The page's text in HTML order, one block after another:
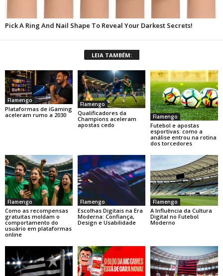
LEIA TAMBÉM:
Flamengo
Plataformas de iGaming
aceleram rumo a 2030
Flamengo
Qualificadores da
Champions aceleram
apostas cedo
Flamengo
Futebol e apostas
esportivas: como a
análise entrou na rotina
dos torcedores
Flamengo
Como as recompensas
gratuitas moldam o
comportamento do
usuário em plataformas
online
Flamengo
Escolhas Digitais na Era
Moderna: Confiança,
Design e Usabilidade
Flamengo
A Influência da Cultura
Digital no Futebol
Moderno